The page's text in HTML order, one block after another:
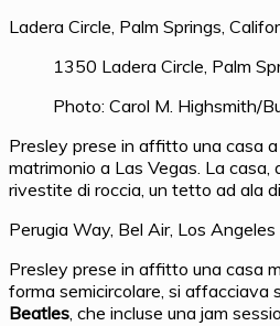
Ladera Circle, Palm Springs,
1350 Ladera Circle, Palm
Photo: Carol M. Highsmith/
Presley prese in affitto una casa a
matrimonio a Las Vegas. La
rivestite di roccia, un tetto ad ala
Perugia Way, Bel Air, Los Angeles
Presley prese in affitto una casa
forma semicircolare, si affacciava
Beatles, che incluse una jam